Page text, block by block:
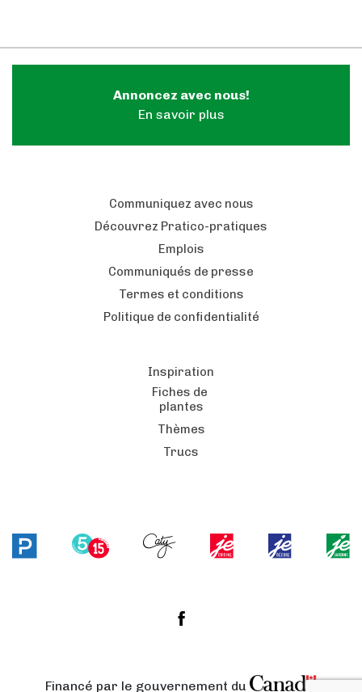
Annoncez avec nous!
En savoir plus
Communiquez avec nous
Découvrez Pratico-pratiques
Emplois
Communiqués de presse
Termes et conditions
Politique de confidentialité
Inspiration
Fiches de
plantes
Thèmes
Trucs
Financé par le gouvernement du